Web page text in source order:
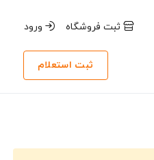
ثبت فروشگاه ورود
ثبت استعلام